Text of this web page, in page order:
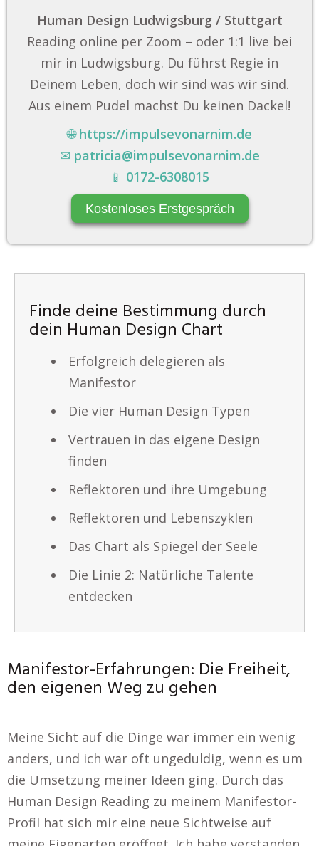
Human Design Ludwigsburg / Stuttgart
Reading online per Zoom – oder 1:1 live bei
mir in Ludwigsburg. Du führst Regie in
Deinem Leben, doch wir sind was wir sind.
Aus einem Pudel machst Du keinen Dackel!
🌐https://impulsevonarnim.de
✉ patricia@impulsevonarnim.de
📱 0172-6308015
Kostenloses Erstgespräch
Finde deine Bestimmung durch
dein Human Design Chart
Erfolgreich delegieren als
Manifestor
Die vier Human Design Typen
Vertrauen in das eigene Design
finden
Reflektoren und ihre Umgebung
Reflektoren und Lebenszyklen
Das Chart als Spiegel der Seele
Die Linie 2: Natürliche Talente
entdecken
Manifestor-Erfahrungen: Die Freiheit,
den eigenen Weg zu gehen
Meine Sicht auf die Dinge war immer ein wenig
anders, und ich war oft ungeduldig, wenn es um
die Umsetzung meiner Ideen ging. Durch das
Human Design Reading zu meinem Manifestor-
Profil hat sich mir eine neue Sichtweise auf